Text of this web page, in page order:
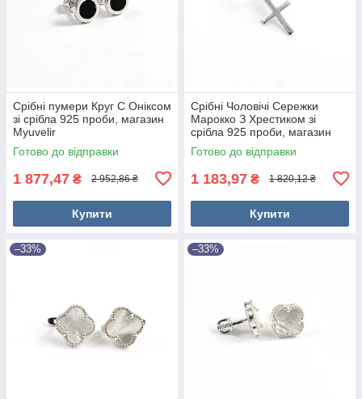
Срібні пумери Круг С Оніксом
зі срібла 925 проби, магазин
Myuvelir
Готово до відправки
1 877,47 ₴ 2 952,86 ₴
Купити
Срібні Чоловічі Сережки
Марокко З Хрестиком зі
срібла 925 проби, магазин
Myuvelir
Готово до відправки
1 183,97 ₴ 1 820,12 ₴
Купити
–33% –33%